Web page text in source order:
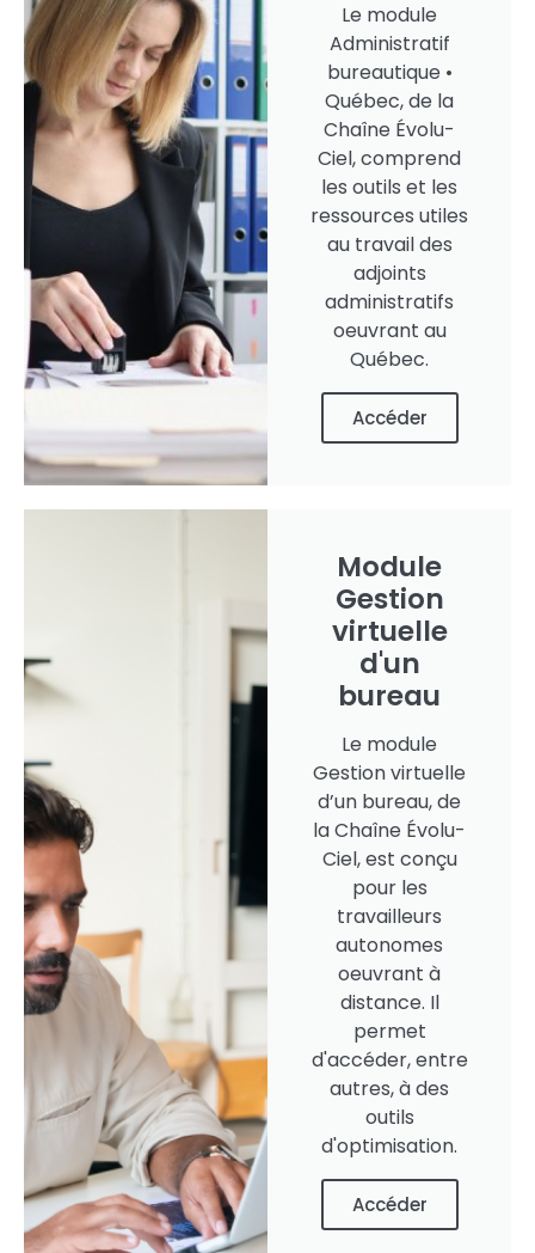
Le module
Administratif
bureautique •
Québec, de la
Chaîne Évolu-
Ciel, comprend
les outils et les
ressources utiles
au travail des
adjoints
administratifs
oeuvrant au
Québec.
Accéder
Module
Gestion
virtuelle
d'un
bureau
Le module
Gestion virtuelle
d’un bureau, de
la Chaîne Évolu-
Ciel, est conçu
pour les
travailleurs
autonomes
oeuvrant à
distance. Il
permet
d'accéder, entre
autres, à des
outils
d'optimisation.
Accéder